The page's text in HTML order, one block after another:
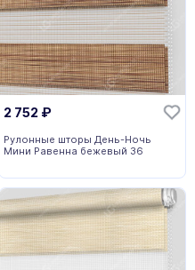
2 752 ₽
Рулонные шторы День-Ночь
Мини Равенна бежевый 36